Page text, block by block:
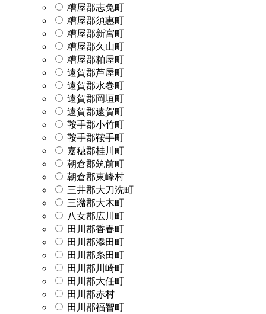
糟屋郡志免町
糟屋郡須惠町
糟屋郡新宮町
糟屋郡久山町
糟屋郡粕屋町
遠賀郡芦屋町
遠賀郡水巻町
遠賀郡岡垣町
遠賀郡遠賀町
鞍手郡小竹町
鞍手郡鞍手町
嘉穂郡桂川町
朝倉郡筑前町
朝倉郡東峰村
三井郡大刀洗町
三潴郡大木町
八女郡広川町
田川郡香春町
田川郡添田町
田川郡糸田町
田川郡川崎町
田川郡大任町
田川郡赤村
田川郡福智町